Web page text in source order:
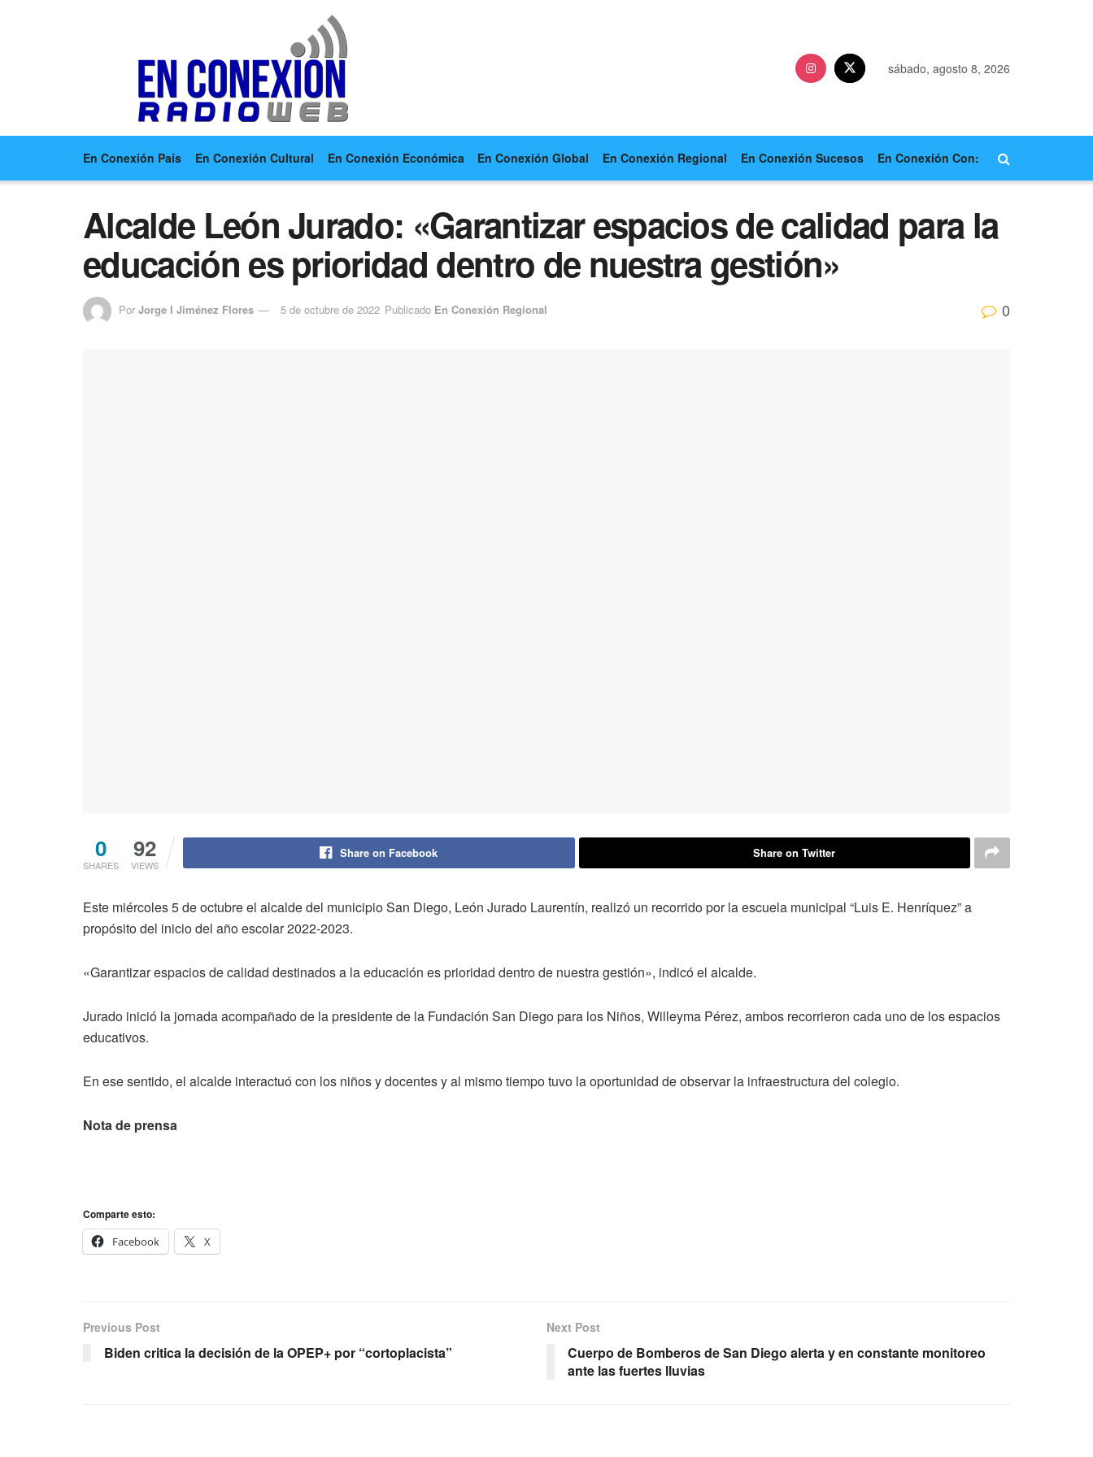
sábado, agosto 8, 2026
En Conexión País En Conexión Cultural En Conexión Económica En Conexión Global En Conexión Regional En Conexión Sucesos En Conexión Con:
Alcalde León Jurado: «Garantizar espacios de calidad para la
educación es prioridad dentro de nuestra gestión»
Por Jorge I Jiménez Flores 5 de octubre de 2022 Publicado En Conexión Regional 0
0
SHARES
92
VIEWS
Share on Facebook Share on Twitter
Este miércoles 5 de octubre el alcalde del municipio San Diego, León Jurado Laurentín, realizó un recorrido por la escuela municipal “Luis E. Henríquez” a
propósito del inicio del año escolar 2022-2023.
«Garantizar espacios de calidad destinados a la educación es prioridad dentro de nuestra gestión», indicó el alcalde.
Jurado inició la jornada acompañado de la presidente de la Fundación San Diego para los Niños, Willeyma Pérez, ambos recorrieron cada uno de los espacios
educativos.
En ese sentido, el alcalde interactuó con los niños y docentes y al mismo tiempo tuvo la oportunidad de observar la infraestructura del colegio.
Nota de prensa
Comparte esto:
Facebook
X
Previous Post
Biden critica la decisión de la OPEP+ por “cortoplacista”
Next Post
Cuerpo de Bomberos de San Diego alerta y en constante monitoreo
ante las fuertes lluvias